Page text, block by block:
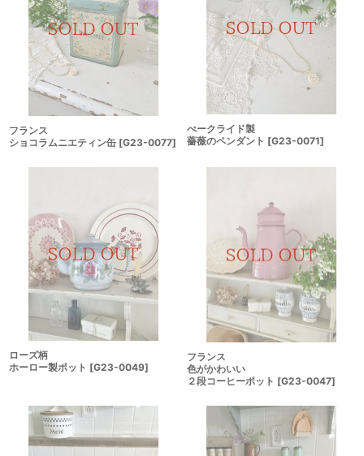
フランス
ショコラムニエティン缶 [G23-0077]
べークライド製
薔薇のペンダント [G23-0071]
ローズ柄
ホーロー製ポット [G23-0049]
フランス
色がかわいい
２段コーヒーポット [G23-0047]